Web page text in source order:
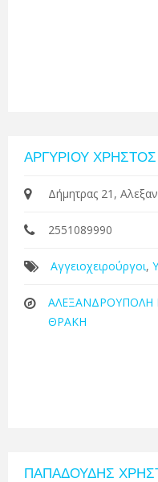
ΑΡΓΥΡΙΟΥ ΧΡΗΣΤΟΣ
Δήμητρας 21,
2551089990
Αγγειοχειρούργοι,
ΑΛΕΞΑΝΔΡΟΥΠΟΛΗ
ΘΡΑΚΗ
ΠΑΠΑΔΟΥΔΗΣ